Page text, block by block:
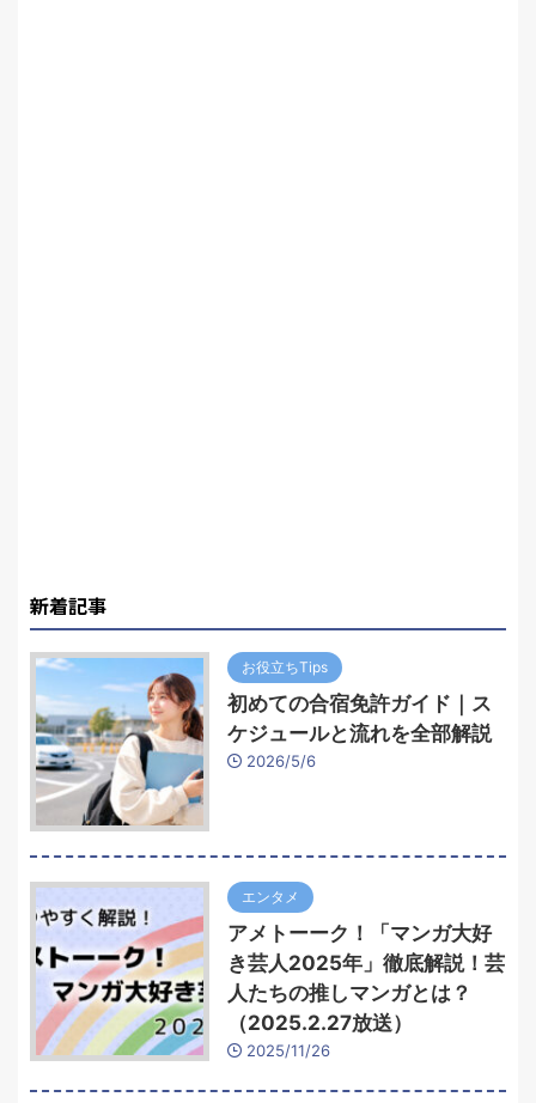
新着記事
お役立ちTips
初めての合宿免許ガイド｜ス
ケジュールと流れを全部解説
2026/5/6
エンタメ
アメトーーク！「マンガ大好
き芸人2025年」徹底解説！芸
人たちの推しマンガとは？
（2025.2.27放送）
2025/11/26